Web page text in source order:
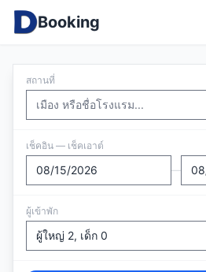
Booking
สถานที่
เช็คอิน — เช็คเอาต์
—
ผู้เข้าพัก